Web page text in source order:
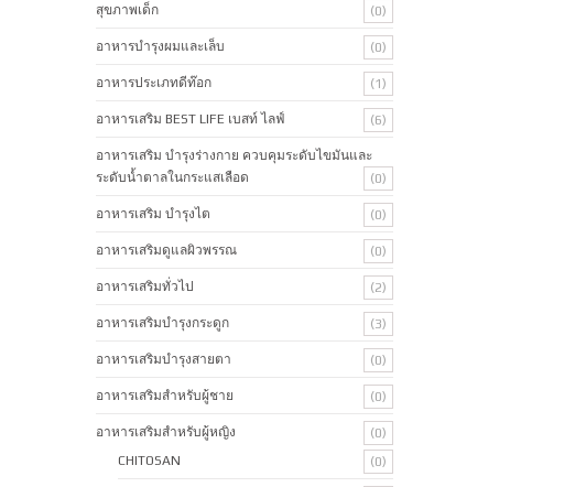
สุขภาพเด็ก (0)
อาหารบำรุงผมและเล็บ (0)
อาหารประเภทดีท๊อก (1)
อาหารเสริม BEST LIFE เบสท์ ไลฟ์ (6)
อาหารเสริม บำรุงร่างกาย ควบคุมระดับไขมันและ
ระดับน้ำตาลในกระแสเลือด
(0)
อาหารเสริม บำรุงไต (0)
อาหารเสริมดูแลผิวพรรณ (0)
อาหารเสริมทั่วไป (2)
อาหารเสริมบำรุงกระดูก (3)
อาหารเสริมบำรุงสายตา (0)
อาหารเสริมสำหรับผู้ชาย (0)
อาหารเสริมสำหรับผู้หญิง
(0)
CHITOSAN
(0)